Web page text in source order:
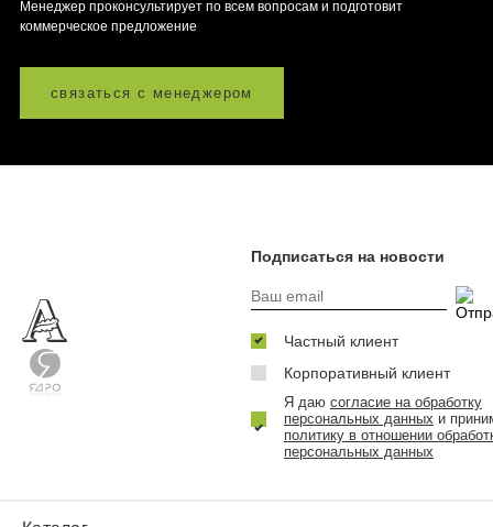
Менеджер проконсультирует по всем вопросам и подготовит
коммерческое предложение
связаться с менеджером
Подписаться на новости
Частный клиент
Корпоративный клиент
Я даю согласие на обработку
персональных данных и
политику в отношении
персональных данных